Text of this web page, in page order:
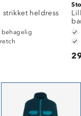
strikket heldress
behagelig